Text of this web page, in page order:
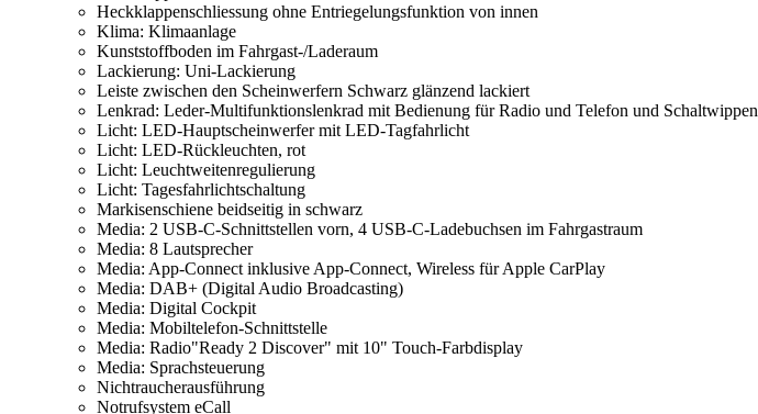
Heckklappenschliessung ohne Entriegelungsfunktion von innen
Klima: Klimaanlage
Kunststoffboden im Fahrgast-/Laderaum
Lackierung: Uni-Lackierung
Leiste zwischen den Scheinwerfern Schwarz glänzend lackiert
Lenkrad: Leder-Multifunktionslenkrad mit Bedienung für Radio und Telefon und Schaltwippen
Licht: LED-Hauptscheinwerfer mit LED-Tagfahrlicht
Licht: LED-Rückleuchten, rot
Licht: Leuchtweitenregulierung
Licht: Tagesfahrlichtschaltung
Markisenschiene beidseitig in schwarz
Media: 2 USB-C-Schnittstellen vorn, 4 USB-C-Ladebuchsen im Fahrgastraum
Media: 8 Lautsprecher
Media: App-Connect inklusive App-Connect, Wireless für Apple CarPlay
Media: DAB+ (Digital Audio Broadcasting)
Media: Digital Cockpit
Media: Mobiltelefon-Schnittstelle
Media: Radio"Ready 2 Discover" mit 10" Touch-Farbdisplay
Media: Sprachsteuerung
Nichtraucherausführung
Notrufsystem eCall